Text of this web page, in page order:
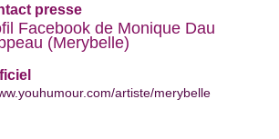
presse
Facebook de Monique Dau
(Merybelle)
artiste/merybelle